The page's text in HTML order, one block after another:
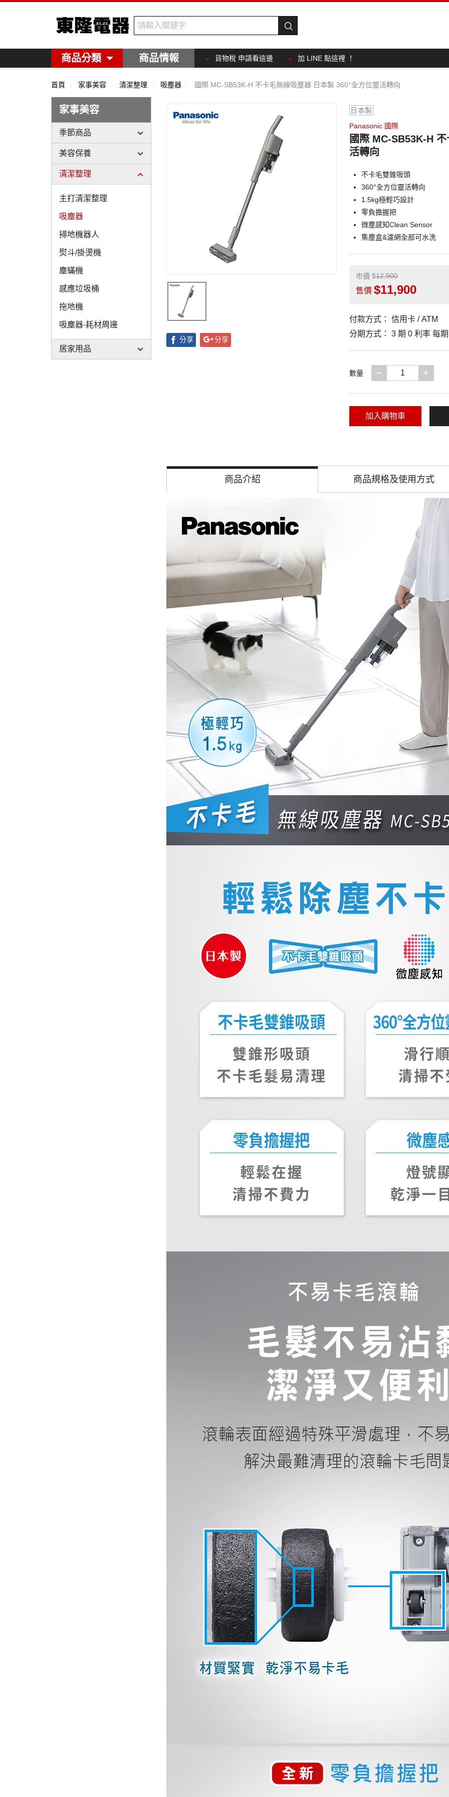
東隆電器
商品分類 商品情報 貨物稅 申請看這邊 加 LINE 點這裡 ！
首頁 家事美容 清潔整理 吸塵器 國際 MC-SB53K-H 不卡毛無線吸塵器 日本製 360°全方位靈活轉向
家事美容
季節商品
美容保養
清潔整理
主打清潔整理
吸塵器
掃地機器人
熨斗/掛燙機
塵蟎機
感應垃圾桶
拖地機
吸塵器-耗材周邊
居家用品
分享 分享
日本製
Panasonic 國際
國際 MC-SB53K-H
活轉向
不卡毛雙錐吸頭
360°全方位靈活轉向
1.5kg極輕巧設計
零負擔握把
微塵感知Clean Sensor
集塵盒&濾網全部可水洗
市價 12,900
售價 11,900
付款方式：
信用卡 / ATM
分期方式：
3 期 0 利率 每
數量 減少一項
加入購物車
商品介紹 商品規格及使用方式